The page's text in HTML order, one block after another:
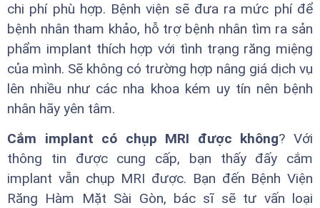
chi phí phù hợp. Bệnh viện sẽ đưa ra mức phí để
bệnh nhân tham khảo, hỗ trợ bệnh nhân tìm ra sản
phẩm implant thích hợp với tình trạng răng miệng
của mình. Sẽ không có trường hợp nâng giá dịch vụ
lên nhiều như các nha khoa kém uy tín nên bệnh
nhân hãy yên tâm.
Cắm implant có chụp MRI được không? Với
thông tin được cung cấp, bạn thấy đấy cắm
implant vẫn chụp MRI được. Bạn đến Bệnh Viện
Răng Hàm Mặt Sài Gòn, bác sĩ sẽ tư vấn loại